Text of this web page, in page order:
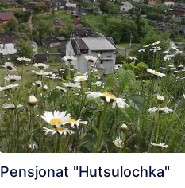
Pensjonat "Hutsulochka"